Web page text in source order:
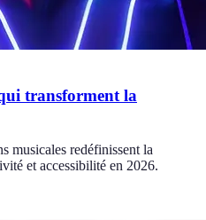
transforment la
musicales redéfinissent la
et accessibilité en 2026.